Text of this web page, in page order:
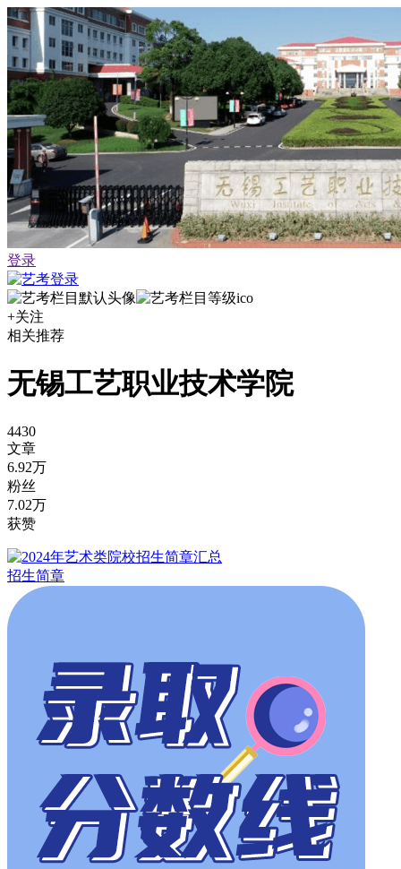
登录
+关注
相关推荐
无锡工艺职业技术学院
4430
文章
6.92万
粉丝
7.02万
获赞
招生简章